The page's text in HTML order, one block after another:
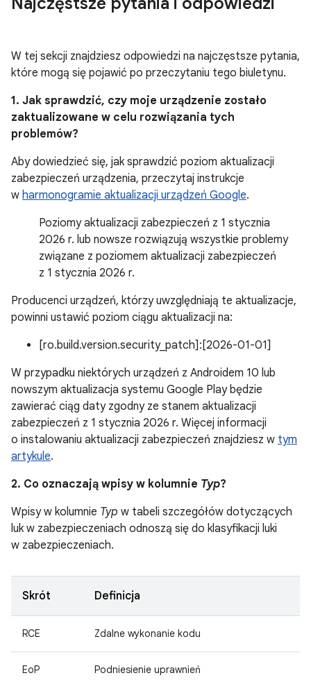
W tej sekcji znajdziesz odpowiedzi na najczęstsze pytania,
które mogą się pojawić po przeczytaniu tego biuletynu.
1. Jak sprawdzić, czy moje urządzenie zostało
zaktualizowane w celu rozwiązania tych
problemów?
Aby dowiedzieć się, jak sprawdzić poziom aktualizacji
zabezpieczeń urządzenia, przeczytaj instrukcje
w harmonogramie aktualizacji urządzeń Google.
Poziomy aktualizacji zabezpieczeń z 1 stycznia
2026 r. lub nowsze rozwiązują wszystkie problemy
związane z poziomem aktualizacji zabezpieczeń
z 1 stycznia 2026 r.
Producenci urządzeń, którzy uwzględniają te aktualizacje,
powinni ustawić poziom ciągu aktualizacji na:
[ro.build.version.security_patch]:[2026-01-01]
W przypadku niektórych urządzeń z Androidem 10 lub
nowszym aktualizacja systemu Google Play będzie
zawierać ciąg daty zgodny ze stanem aktualizacji
zabezpieczeń z 1 stycznia 2026 r. Więcej informacji
o instalowaniu aktualizacji zabezpieczeń znajdziesz w tym
artykule.
2. Co oznaczają wpisy w kolumnie Typ?
Wpisy w kolumnie Typ w tabeli szczegółów dotyczących
luk w zabezpieczeniach odnoszą się do klasyfikacji luki
w zabezpieczeniach.
Skrót Definicja
RCE Zdalne wykonanie kodu
EoP Podniesienie uprawnień